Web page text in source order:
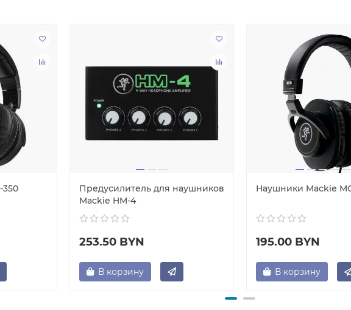
Предусилитель для наушников
Mackie HM-4
253.50 BYN
В корзину
Наушники Mackie
195.00 BYN
В корзину